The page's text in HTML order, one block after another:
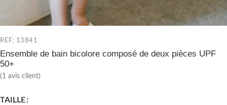
REF: 13841
Ensemble de bain bicolore composé de deux pièces UPF
50+
(1 avis client)
TAILLE